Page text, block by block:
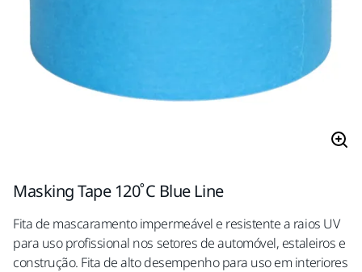
Masking Tape 120˚C Blue Line
Fita de mascaramento impermeável e resistente a raios UV
para uso profissional nos setores de automóvel, estaleiros e
construção. Fita de alto desempenho para uso em interiores